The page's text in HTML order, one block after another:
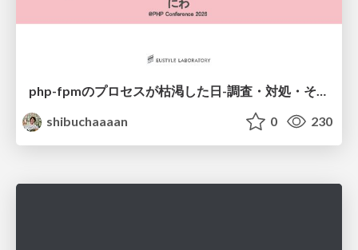
shibuchaaaan
0 230